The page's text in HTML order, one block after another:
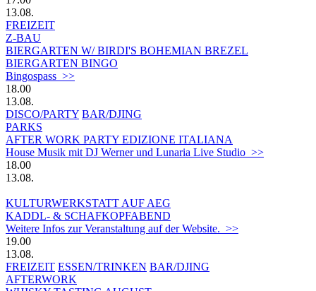
13.08.
FREIZEIT
Z-BAU
BIERGARTEN W/ BIRDI'S BOHEMIAN BREZEL
BIERGARTEN BINGO
Bingospass >>
18.00
13.08.
DISCO/PARTY BAR/DJING
PARKS
AFTER WORK PARTY EDIZIONE ITALIANA
House Musik mit DJ Werner und Lunaria Live Studio >>
18.00
13.08.
KULTURWERKSTATT AUF AEG
KADDL- & SCHAFKOPFABEND
Weitere Infos zur Veranstaltung auf der Website. >>
19.00
13.08.
FREIZEIT ESSEN/TRINKEN BAR/DJING
AFTERWORK